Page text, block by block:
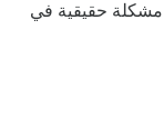
حقيقية في